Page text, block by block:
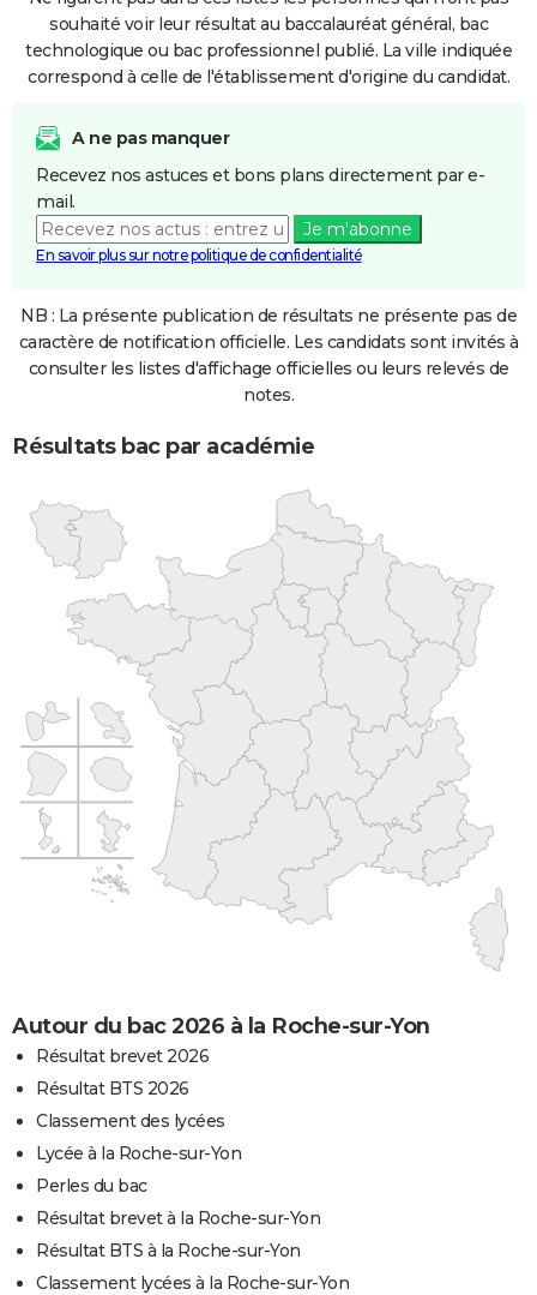
souhaité voir leur résultat au baccalauréat général, bac
technologique ou bac professionnel publié. La ville indiquée
correspond à celle de l'établissement d'origine du candidat.
A ne pas manquer
Recevez nos astuces et bons plans directement par e-
mail.
Je m'abonne
En savoir plus sur notre politique de confidentialité
NB : La présente publication de résultats ne présente pas de
caractère de notification officielle. Les candidats sont invités à
consulter les listes d'affichage officielles ou leurs relevés de
notes.
Résultats bac par académie
Autour du bac 2026 à la Roche-sur-Yon
Résultat brevet 2026
Résultat BTS 2026
Classement des lycées
Lycée à la Roche-sur-Yon
Perles du bac
Résultat brevet à la Roche-sur-Yon
Résultat BTS à la Roche-sur-Yon
Classement lycées à la Roche-sur-Yon